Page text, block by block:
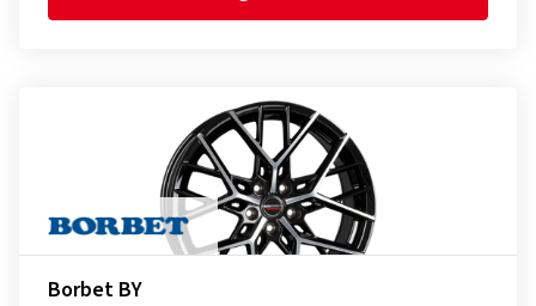
Borbet BY